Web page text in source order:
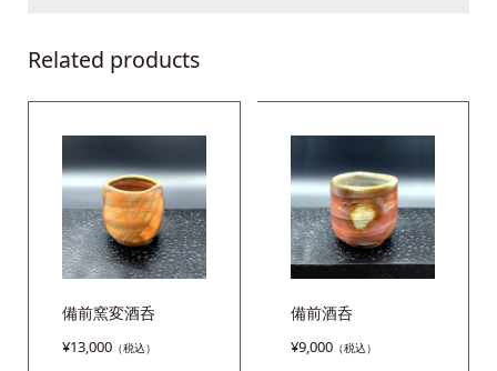
quantity
Related products
備前窯変酒呑
¥13,000
備前酒呑
¥9,000